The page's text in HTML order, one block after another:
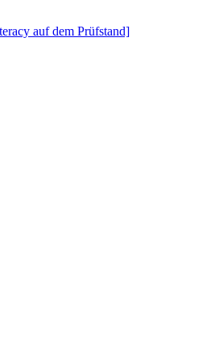
auf dem Prüfstand]